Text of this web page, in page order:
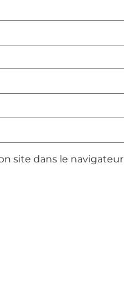
site dans le